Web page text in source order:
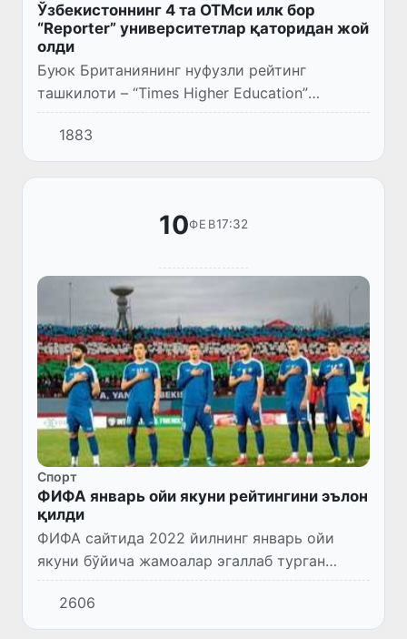
Ўзбекистоннинг 4 та ОТМси илк бор
“Reportеr” университетлар қаторидан жой
олди
Буюк Британиянинг нуфузли рейтинг
ташкилоти – “Times Highеr Education”
агентлиги “Young University Rankings – 2022”
(Ёш университетлар рейтинги – 2022)
рейтинг натижаларини эълон қ...
1883
10ФЕВ17:32
Спорт
ФИФА январь ойи якуни рейтингини эълон
қилди
ФИФА сайтида 2022 йилнинг январь ойи
якуни бўйича жамоалар эгаллаб турган
ўринларнинг янгиланган рейтинги эълон
қилинди.
2606